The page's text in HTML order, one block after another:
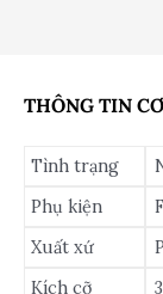
THÔNG TIN
Tình trạng
Phụ kiện
Xuất xứ
Kích cỡ